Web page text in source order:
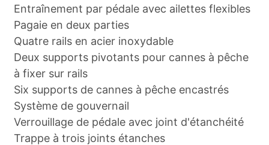
Entraînement par pédale avec ailettes flexibles
Pagaie en deux parties
Quatre rails en acier inoxydable
Deux supports pivotants pour cannes à pêche
à fixer sur rails
Six supports de cannes à pêche encastrés
Système de gouvernail
Verrouillage de pédale avec joint d'étanchéité
Trappe à trois joints étanches